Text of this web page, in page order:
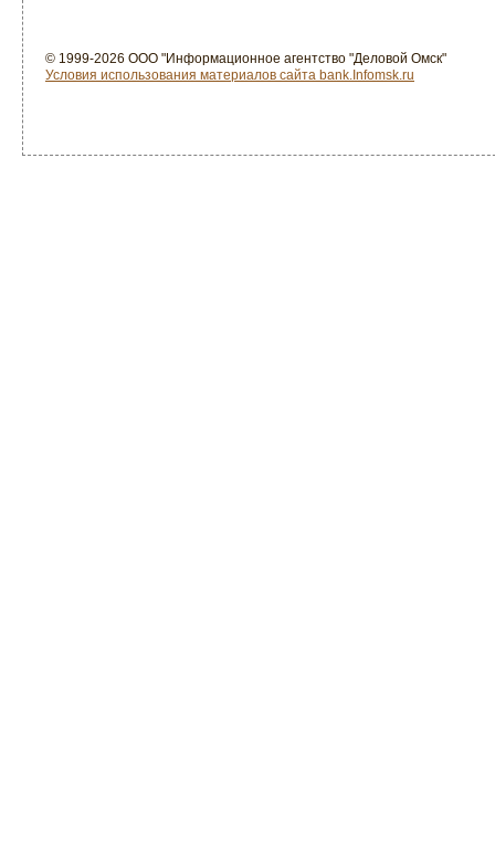
© 1999-2026 ООО "Информационное агентство "Деловой Омск"
Условия использования материалов сайта bank.Infomsk.ru